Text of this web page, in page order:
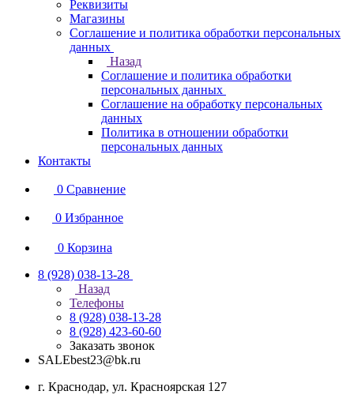
Реквизиты
Магазины
Соглашение и политика обработки персональных
данных
Назад
Соглашение и политика обработки
персональных данных
Соглашение на обработку персональных
данных
Политика в отношении обработки
персональных данных
Контакты
0 Сравнение
0 Избранное
0 Корзина
8 (928) 038-13-28
Назад
Телефоны
8 (928) 038-13-28
8 (928) 423-60-60
Заказать звонок
SALEbest23@bk.ru
г. Краснодар, ул. Красноярская 127